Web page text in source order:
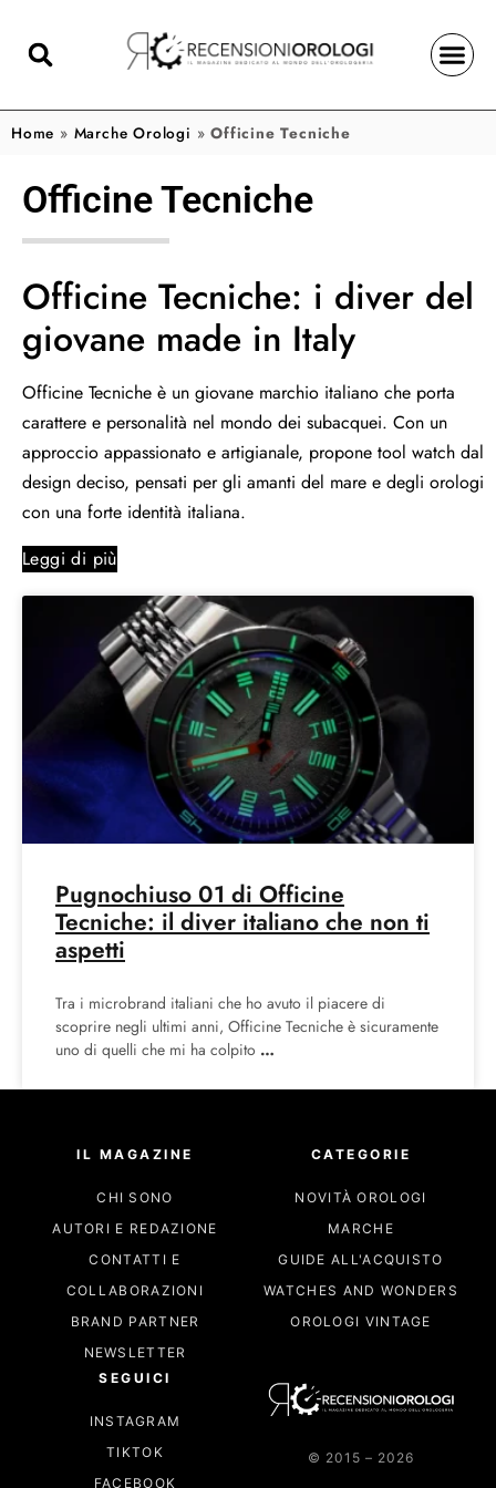
Home » Marche Orologi »Officine Tecniche
Officine Tecniche
Officine Tecniche: i diver del
giovane made in Italy
Officine Tecniche è un giovane marchio italiano che porta
carattere e personalità nel mondo dei subacquei. Con un
approccio appassionato e artigianale, propone tool watch dal
design deciso, pensati per gli amanti del mare e degli orologi
con una forte identità italiana.
Leggi di più
Pugnochiuso 01 di Officine
Tecniche: il diver italiano che non ti
aspetti
Tra i microbrand italiani che ho avuto il piacere di
scoprire negli ultimi anni, Officine Tecniche è sicuramente
uno di quelli che mi ha colpito
IL MAGAZINE
CHI SONO
AUTORI E REDAZIONE
CONTATTI E
COLLABORAZIONI
BRAND PARTNER
NEWSLETTER
CATEGORIE
NOVITÀ OROLOGI
MARCHE
GUIDE ALL'ACQUISTO
WATCHES AND WONDERS
OROLOGI VINTAGE
SEGUICI
INSTAGRAM
TIKTOK
FACEBOOK
© 2015 – 2026